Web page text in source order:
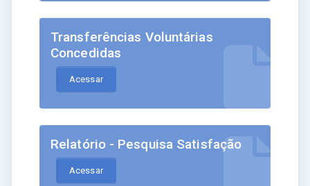
Transferências Voluntárias
Concedidas
Acessar
Relatório - Pesquisa Satisfação
Acessar